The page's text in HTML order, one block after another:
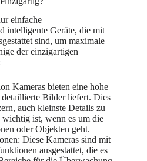
einfache
intelligente Geräte, die mit
sind, um maximale
der einzigartigen
Kameras bieten eine hohe
Bilder liefert. Dies
auch kleinste Details zu
wichtig ist, wenn es um die
oder Objekten geht.
Diese Kameras sind mit
ausgestattet, die es